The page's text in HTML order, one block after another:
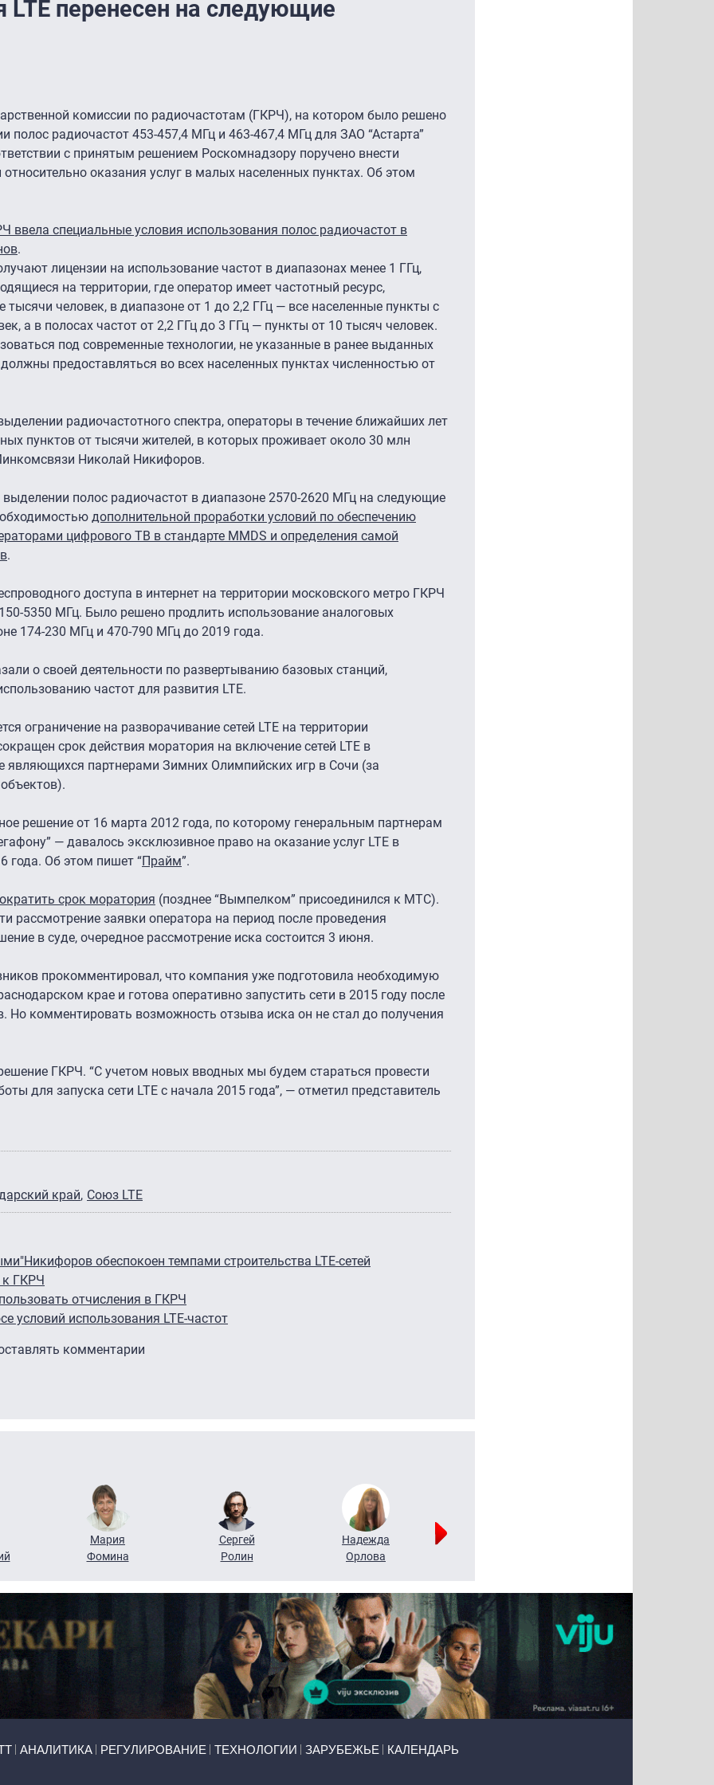
LTE перенесен на следующие
комиссии по радиочастотам (ГКРЧ), на котором было решено
полос радиочастот 453-457,4 МГц и 463-467,4 МГц для ЗАО “Астарта”
с принятым решением Роскомнадзору поручено внести
оказания услуг в малых населенных пунктах. Об этом
ввела специальные условия использования полос радиочастот в
.
лицензии на использование частот в диапазонах менее 1 ГГц,
на территории, где оператор имеет частотный ресурс,
человек, в диапазоне от 1 до 2,2 ГГц — все населенные пункты с
а в полосах частот от 2,2 ГГц до 3 ГГц — пункты от 10 тысяч человек.
под современные технологии, не указанные в ранее выданных
предоставляться во всех населенных пунктах численностью от
радиочастотного спектра, операторы в течение ближайших лет
пунктов от тысячи жителей, в которых проживает около 30 млн
Николай Никифоров.
полос радиочастот в диапазоне 2570-2620 МГц на следующие
дополнительной проработки условий по обеспечению
цифрового ТВ в стандарте MMDS и определения самой
.
доступа в интернет на территории московского метро ГКРЧ
5350 МГц. Было решено продлить использование аналоговых
174-230 МГц и 470-790 МГц до 2019 года.
о своей деятельности по развертыванию базовых станций,
частот для развития LTE.
ограничение на разворачивание сетей LTE на территории
срок действия моратория на включение сетей LTE в
являющихся партнерами Зимних Олимпийских игр в Сочи (за
решение от 16 марта 2012 года, по которому генеральным партнерам
— давалось эксклюзивное право на оказание услуг LTE в
года. Об этом пишет “Прайм”.
срок моратория (позднее “Вымпелком” присоединился к МТС).
рассмотрение заявки оператора на период после проведения
в суде, очередное рассмотрение иска состоится 3 июня.
прокомментировал, что компания уже подготовила необходимую
крае и готова оперативно запустить сети в 2015 году после
Но комментировать возможность отзыва иска он не стал до получения
ГКРЧ. “С учетом новых вводных мы будем стараться провести
для запуска сети LTE с начала 2015 года”, — отметил представитель
край Союз LTE
Никифоров обеспокоен темпами строительства LTE-сетей
к ГКРЧ
отчисления в ГКРЧ
условий использования LTE-частот
комментарии
Мария
Фомина
Сергей
Ролин
Надежда
Орлова
АНАЛИТИКА РЕГУЛИРОВАНИЕ ТЕХНОЛОГИИ ЗАРУБЕЖЬЕ КАЛЕНДАРЬ